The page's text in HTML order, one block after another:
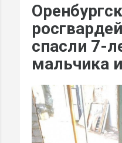
спасли 7-
мальчика